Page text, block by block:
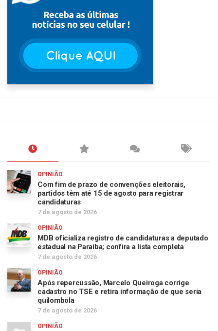
OPINIÃO
Com fim de prazo de convenções eleitorais,
partidos têm até 15 de agosto para registrar
candidaturas
7 de agosto de 2026
OPINIÃO
MDB oficializa registro de candidaturas a deputado
estadual na Paraíba; confira a lista completa
7 de agosto de 2026
OPINIÃO
Após repercussão, Marcelo Queiroga corrige
cadastro no TSE e retira informação de que seria
quilombola
7 de agosto de 2026
OPINIÃO